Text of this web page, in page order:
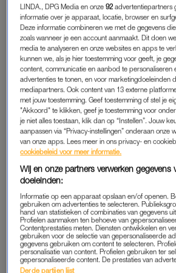
Maar het verzetje verandert al snel in
wanneer we drie maanden aan het
leven als twintigjarige zonder hem al niet
Eva: 'Ik
een
durf niet op
belt'
We hebben geweldige seks, tot hij op
niet meer kan. Vanwege de kerk, zegt-ie.
op te spelen. ‘Ik ging te weinig, maar nu
naar de kerk ga, kan ik het niet
jou in bed lig. Dat ik seks heb, maar niet
Ik begrijp er niet veel van, want is het
al niet een beetje te laat? Als we elkaar
LINDA., DPG Media en onze92 advertentiepartners
informatie over je apparaat, locatie, browser en
Deze informatie combineren we met de gegevens
zoals wanneer je een account aanmaakt. Dit doen
media te analyseren en onze websites en apps te
kunnen we, als je hier toestemming voor geeft, je
content, communicatie en aanbod te personaliseren
advertenties te tonen, en voor marketingdoeleinden
mediapartners. Ook content van 13 externe
met jouw toestemming. Geef toestemming of stel je
"Akkoord" te klikken, geef je toestemming voor
je niet alles toestaan, klik dan op “Instellen”. Jouw
aanpassen via “Privacy-instellingen” onderaan onze
van onze apps. Lees meer in ons privacy- en
cookiebeleid voor meer informatie.
Wij en onze partners verwerken gegevens
doeleinden:
Informatie op een apparaat opslaan en/of openen.
gebruiken om advertenties te selecteren.
hand van statistieken of combinaties van gegevens
Profielen aanmaken ten behoeve van
Contentprestaties meten. Diensten ontwikkelen en
gebruiken voor de selectie van gepersonaliseerde
gegevens gebruiken om content te selecteren.
personalisatie van content. Profielen gebruiken ter
gepersonaliseerde content. De prestaties van
Derde partijen lijst